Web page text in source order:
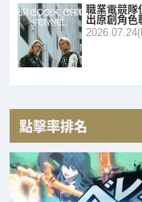
職業電競隊
出原創角色
點擊率排名